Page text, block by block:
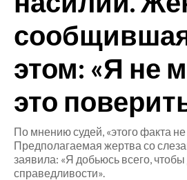
SERVIZI ALLE IMPRESE
BANDI
SPORT IN SARDEGNA
SPORT
RISULTATI E CLASSIFICHE
этом: «Я не
это
По мнению судей, «этого факта
Предполагаемая жертва со
заявила: «Я добьюсь всего, чтобы
справедливости».